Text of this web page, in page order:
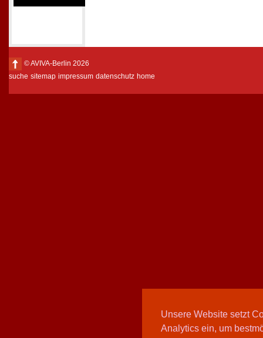
Unsere Website setzt
Analytics ein, um
© AVIVA-Berlin 2026
suche sitemap impressum datenschutz home